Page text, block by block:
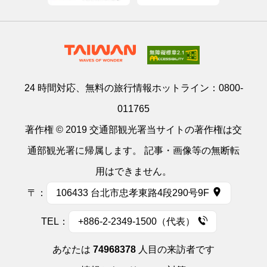
24 時間対応、無料の旅行情報ホットライン： 0800-
011765
著作権 © 2019 交通部観光署当サイトの著作権は交
通部観光署に帰属します。 記事・画像等の無断転
用はできません。
〒： 106433 台北市忠孝東路4段290号9F
TEL： +886-2-2349-1500（代表）
あなたは 74968378 人目の来訪者です